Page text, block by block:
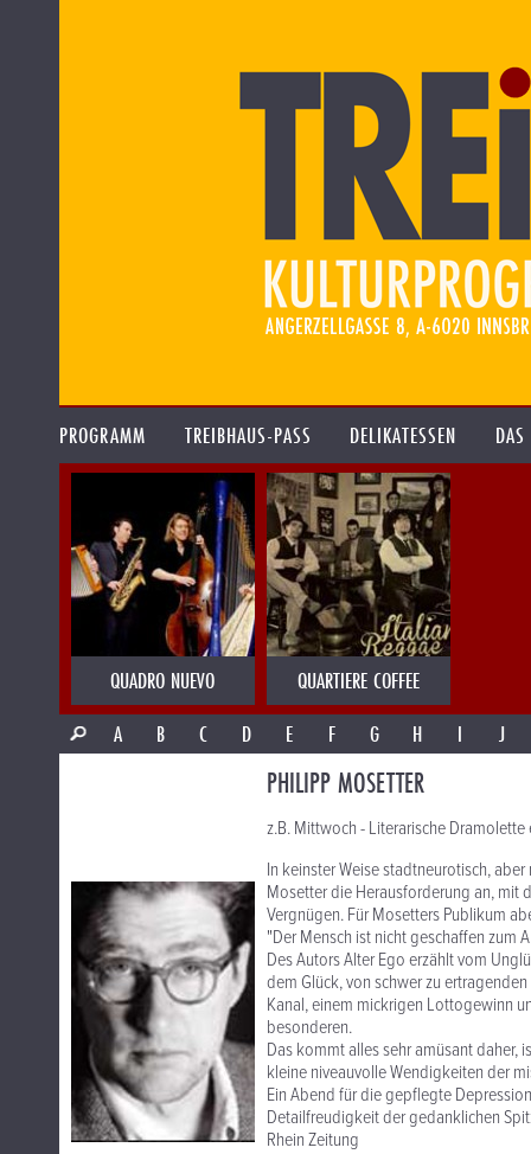
PROGRAMM TREIBHAUS-PASS DELIKATESSEN
QUADRO NUEVO
QUARTIERE COFFEE
A
B C D E F G H I J
PHILIPP MOSETTER
z.B. Mittwoch - Literarische
In keinster Weise stadtneurotisch,
Mosetter die Herausforderung an, mit
Vergnügen. Für Mosetters Publikum
"Der Mensch ist nicht geschaffen zum
Des Autors Alter Ego erzählt vom
dem Glück, von schwer zu
Kanal, einem mickrigen Lottogewinn
besonderen.
Das kommt alles sehr amüsant daher,
kleine niveauvolle Wendigkeiten der
Ein Abend für die gepflegte
Detailfreudigkeit der gedanklichen
Rhein Zeitung